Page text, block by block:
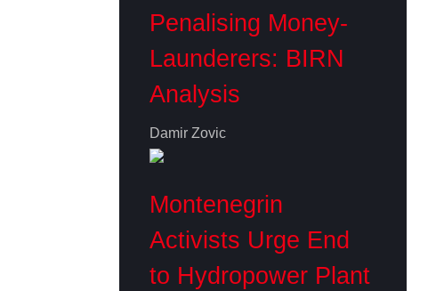
Penalising Money-
Launderers: BIRN
Analysis
Damir Zovic
Montenegrin
Activists Urge End
to Hydropower Plant